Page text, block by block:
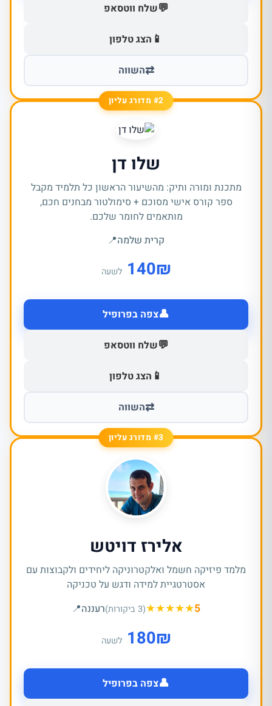
💬שלח ווטסאפ
📱 הצג טלפון
⇄השווה
#2 מדורג עליון
שלו דן
מתכנת ומורה ותיק: מהשיעור הראשון כל תלמיד מקבל
ספר קורס אישי מסוכם + סימולטור מבחנים חכם,
מותאמים לחומר שלכם.
קרית שלמה📍
₪
140 לשעה
👤צפה בפרופיל
💬שלח ווטסאפ
📱 הצג טלפון
⇄השווה
#3 מדורג עליון
אלירז דויטש
מלמד פיזיקה חשמל ואלקטרוניקה ליחידים ולקבוצות עם
אסטרטגיית למידה ודגש על טכניקה
(3 ביקורות)★★★★★5 רעננה📍
₪
180 לשעה
👤צפה בפרופיל